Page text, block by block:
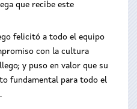
que recibe este
felicitó a todo el equipo
con la cultura
y puso en valor que su
fundamental para todo el